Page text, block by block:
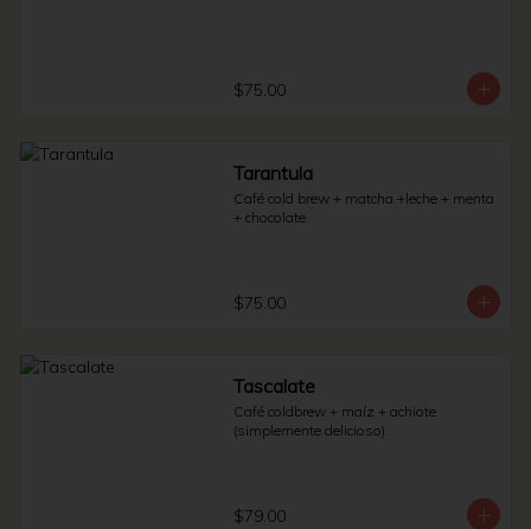
$75.00
Tarantula
Café cold brew + matcha +leche + menta
+ chocolate.
$75.00
Tascalate
Café coldbrew + maíz + achiote
(simplemente delicioso).
$79.00